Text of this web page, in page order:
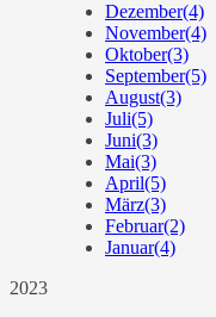
Dezember(4)
November(4)
Oktober(3)
September(5)
August(3)
Juli(5)
Juni(3)
Mai(3)
April(5)
März(3)
Februar(2)
Januar(4)
2023